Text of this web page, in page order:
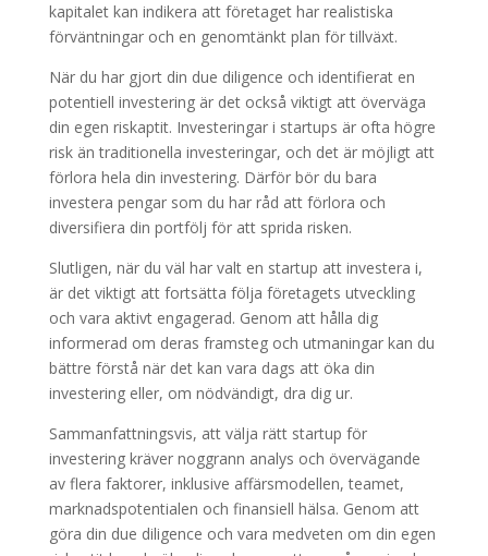
kapitalet kan indikera att företaget har realistiska
förväntningar och en genomtänkt plan för tillväxt.
När du har gjort din due diligence och identifierat en
potentiell investering är det också viktigt att överväga
din egen riskaptit. Investeringar i startups är ofta högre
risk än traditionella investeringar, och det är möjligt att
förlora hela din investering. Därför bör du bara
investera pengar som du har råd att förlora och
diversifiera din portfölj för att sprida risken.
Slutligen, när du väl har valt en startup att investera i,
är det viktigt att fortsätta följa företagets utveckling
och vara aktivt engagerad. Genom att hålla dig
informerad om deras framsteg och utmaningar kan du
bättre förstå när det kan vara dags att öka din
investering eller, om nödvändigt, dra dig ur.
Sammanfattningsvis, att välja rätt startup för
investering kräver noggrann analys och övervägande
av flera faktorer, inklusive affärsmodellen, teamet,
marknadspotentialen och finansiell hälsa. Genom att
göra din due diligence och vara medveten om din egen